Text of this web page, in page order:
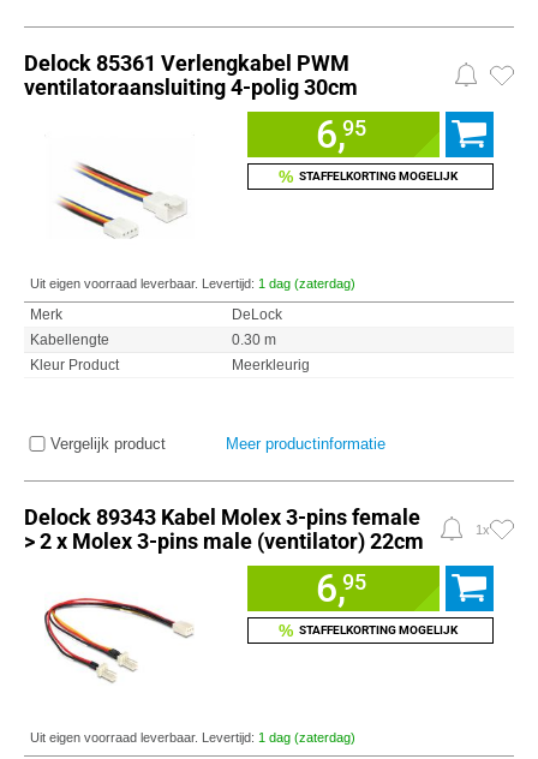
Delock 85361 Verlengkabel PWM
ventilatoraansluiting 4-polig 30cm
6,95
% STAFFELKORTING MOGELIJK
Uit eigen voorraad leverbaar. Levertijd: 1 dag (zaterdag)
Merk
DeLock
Kabellengte
0.30 m
Kleur Product
Meerkleurig
Vergelijk product Meer productinformatie
Delock 89343 Kabel Molex 3-pins female
> 2 x Molex 3-pins male (ventilator) 22cm
1x
6,95
% STAFFELKORTING MOGELIJK
Uit eigen voorraad leverbaar. Levertijd: 1 dag (zaterdag)